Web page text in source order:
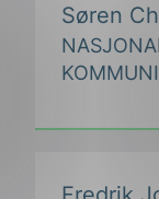
Søren